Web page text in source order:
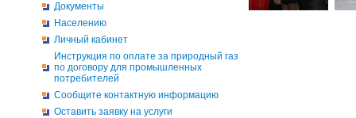
Документы
Населению
Личный кабинет
Инструкция по оплате за природный газ
по договору для промышленных
потребителей
Сообщите контактную информацию
Оставить заявку на услуги